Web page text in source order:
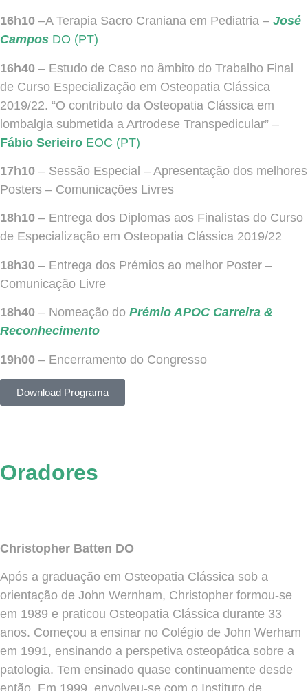
16h10 –A Terapia Sacro Craniana em Pediatria – José
Campos DO (PT)
16h40 – Estudo de Caso no âmbito do Trabalho Final
de Curso Especialização em Osteopatia Clássica
2019/22. “O contributo da Osteopatia Clássica em
lombalgia submetida a Artrodese Transpedicular” –
Fábio Serieiro EOC (PT)
17h10 – Sessão Especial – Apresentação dos melhores
Posters – Comunicações Livres
18h10 – Entrega dos Diplomas aos Finalistas do Curso
de Especialização em Osteopatia Clássica 2019/22
18h30 – Entrega dos Prémios ao melhor Poster –
Comunicação Livre
18h40 – Nomeação do Prémio APOC Carreira &
Reconhecimento
19h00 – Encerramento do Congresso
Download Programa
Oradores
Christopher Batten DO
Após a graduação em Osteopatia Clássica sob a
orientação de John Wernham, Christopher formou-se
em 1989 e praticou Osteopatia Clássica durante 33
anos. Começou a ensinar no Colégio de John Werham
em 1991, ensinando a perspetiva osteopática sobre a
patologia. Tem ensinado quase continuamente desde